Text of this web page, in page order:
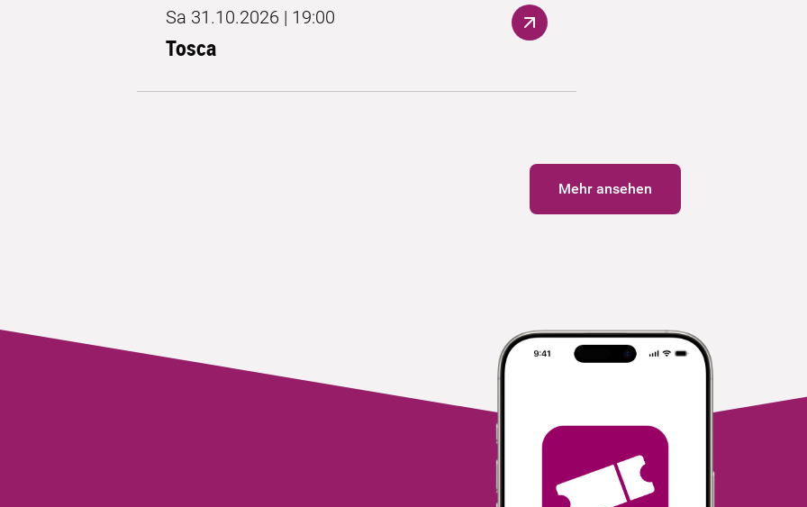
Sa 31.10.2026 | 19:00
Tosca
Mehr ansehen